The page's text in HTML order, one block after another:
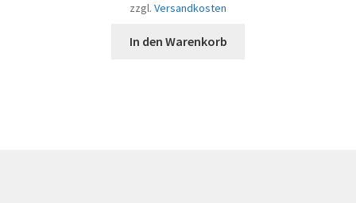
zzgl. Versandkosten
In den Warenkorb